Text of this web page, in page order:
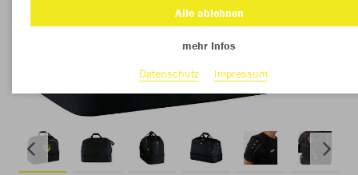
Alle ablehnen
mehr Infos
Datenschutz
Impressum